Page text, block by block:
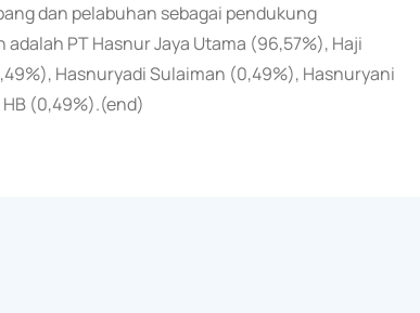
dan pelabuhan sebagai pendukung
PT Hasnur Jaya Utama (96,57%), Haji
Hasnuryadi Sulaiman (0,49%), Hasnuryani
(0,49%).(end)